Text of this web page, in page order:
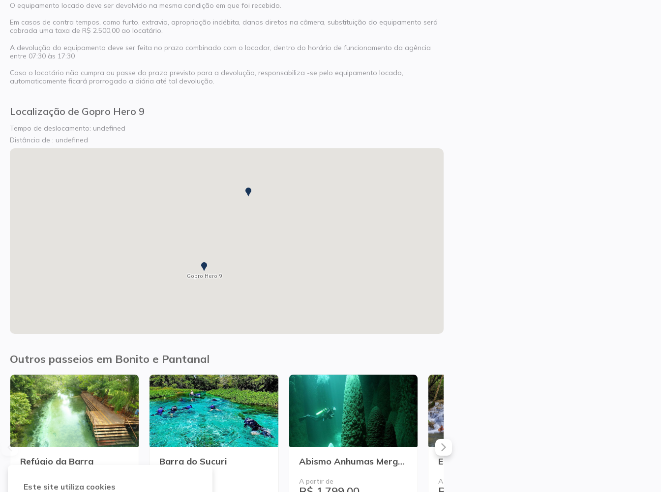
Este site utiliza cookies
O equipamento locado deve ser devolvido na mesma condição em que foi recebido.
Em casos de contra tempos, como furto, extravio, apropriação indébita, danos diretos na câmera, substituição do equipamento será
cobrada uma taxa de R$ 2.500,00 ao locatário.
A devolução do equipamento deve ser feita no prazo combinado com o locador, dentro do horário de funcionamento da agência
entre 07:30 às 17:30
Caso o locatário não cumpra ou passe do prazo previsto para a devolução, responsabiliza -se pelo equipamento locado,
automaticamente ficará prorrogado a diária até tal devolução.
Localização de Gopro Hero 9
Tempo de deslocamento: undefined
Distância de : undefined
Gopro Hero 9
Outros passeios em Bonito e Pantanal
Refúgio da Barra Barra do Sucuri Abismo Anhumas Mergulho Avançado
A partir de
Estância Mimosa
A partir de